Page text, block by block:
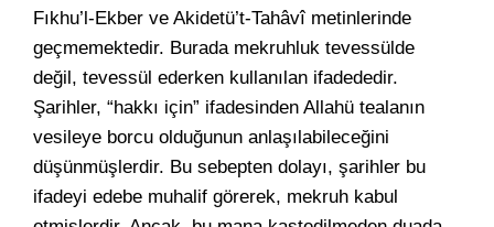
Fıkhu’l-Ekber ve Akidetü’t-Tahâvî metinlerinde
geçmemektedir. Burada mekruhluk tevessülde
değil, tevessül ederken kullanılan ifadededir.
Şarihler, “hakkı için” ifadesinden Allahü tealanın
vesileye borcu olduğunun anlaşılabileceğini
düşünmüşlerdir. Bu sebepten dolayı, şarihler bu
ifadeyi edebe muhalif görerek, mekruh kabul